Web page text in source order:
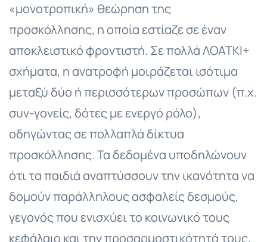
«μονοτροπική» θεώρηση της
προσκόλλησης, η οποία εστίαζε σε έναν
αποκλειστικό φροντιστή. Σε πολλά ΛΟΑΤΚΙ+
σχήματα, η ανατροφή μοιράζεται ισότιμα
μεταξύ δύο ή περισσότερων προσώπων (π.χ.
συν-γονείς, δότες με ενεργό ρόλο),
οδηγώντας σε πολλαπλά δίκτυα
προσκόλλησης. Τα δεδομένα υποδηλώνουν
ότι τα παιδιά αναπτύσσουν την ικανότητα να
δομούν παράλληλους ασφαλείς δεσμούς,
γεγονός που ενισχύει το κοινωνικό τους
κεφάλαιο και την προσαρμοστικότητά τους,